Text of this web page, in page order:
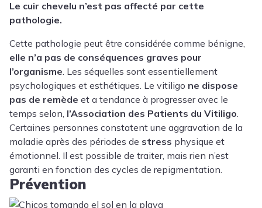
Le cuir chevelu n’est pas affecté par cette
pathologie.
Cette pathologie peut être considérée comme bénigne,
elle n’a pas de conséquences graves pour
l’organisme. Les séquelles sont essentiellement
psychologiques et esthétiques. Le vitiligo ne dispose
pas de remède et a tendance à progresser avec le
temps selon, l’Association des Patients du Vitiligo.
Certaines personnes constatent une aggravation de la
maladie après des périodes de stress physique et
émotionnel. Il est possible de traiter, mais rien n’est
garanti en fonction des cycles de repigmentation.
Prévention